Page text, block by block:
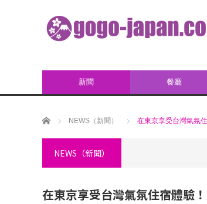
新聞 餐廳
ホーム NEWS（新聞） 在東京享受台灣氣氛
NEWS（新聞）
在東京享受台灣氣氛住宿體驗